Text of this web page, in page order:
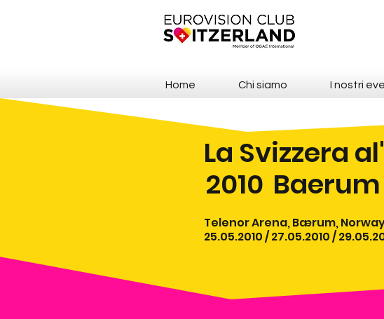
Home Chi siamo I nostri
La Svizzera
2010 Baerum
Telenor Arena, Bærum,
25.05.2010 / 27.05.2010 /